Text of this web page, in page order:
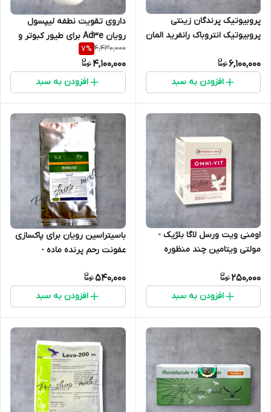
پروبیوتیک پرندگان زینتی
پروبیوتیک انتروباک رانفرید المان
6,100,000
افزودن به سبد
داروی تقویت نطفه لیپسول
رویان Ad3e برای طیور کبوتر و
مرغ و خروس
4,430,000
7%
4,100,000
افزودن به سبد
اومنی ویت ورسل لاگا بلژیک -
مولتی ویتامین چند منظوره
250,000
افزودن به سبد
باسیتراسین رویان برای پاکسازی
عفونت رحم پرنده ماده -
540,000
افزودن به سبد